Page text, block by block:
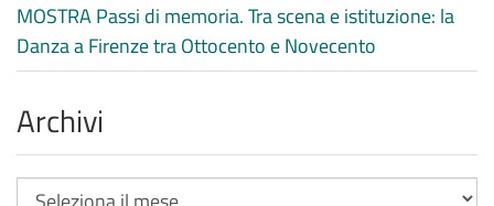
MOSTRA Passi di memoria. Tra scena e istituzione: la
Danza a Firenze tra Ottocento e Novecento
Archivi